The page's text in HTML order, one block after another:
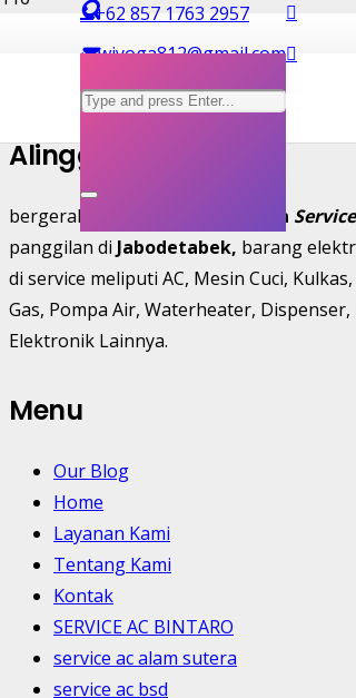
+62 857 1763 2957
wiyoga812@gmail.com
Alingga Jaya Teknik
bergerak di bidang penyedia Jasa
panggilan di Jabodetabek, barang
di service meliputi AC, Mesin Cuci,
Gas, Pompa Air, Waterheater, Dispenser,
Elektronik Lainnya.
Menu
Our Blog
Home
Layanan Kami
Tentang Kami
Kontak
SERVICE AC BINTARO
service ac alam sutera
service ac bsd